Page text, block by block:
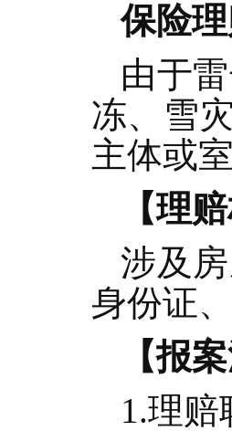
保险
由于
冻、雪
主体或
【理
涉及
身份证
【报
1.理赔